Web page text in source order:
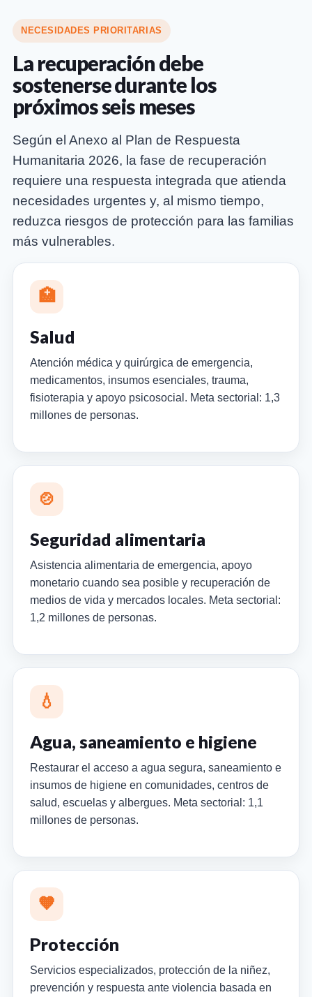
NECESIDADES PRIORITARIAS
La recuperación debe
sostenerse durante los
próximos seis meses
Según el Anexo al Plan de Respuesta
Humanitaria 2026, la fase de recuperación
requiere una respuesta integrada que atienda
necesidades urgentes y, al mismo tiempo,
reduzca riesgos de protección para las familias
más vulnerables.
🏥
Salud
Atención médica y quirúrgica de emergencia,
medicamentos, insumos esenciales, trauma,
fisioterapia y apoyo psicosocial. Meta sectorial: 1,3
millones de personas.
🍲
Seguridad alimentaria
Asistencia alimentaria de emergencia, apoyo
monetario cuando sea posible y recuperación de
medios de vida y mercados locales. Meta sectorial:
1,2 millones de personas.
💧
Agua, saneamiento e higiene
Restaurar el acceso a agua segura, saneamiento e
insumos de higiene en comunidades, centros de
salud, escuelas y albergues. Meta sectorial: 1,1
millones de personas.
🧡
Protección
Servicios especializados, protección de la niñez,
prevención y respuesta ante violencia basada en